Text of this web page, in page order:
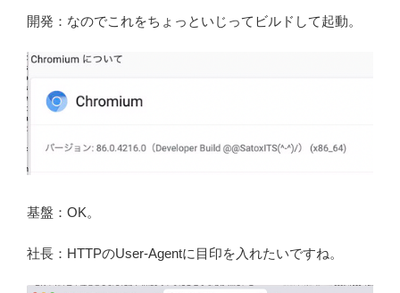
開発：なのでこれをちょっといじってビルドして起動。
基盤：OK。
社長：HTTPのUser-Agentに目印を入れたいですね。